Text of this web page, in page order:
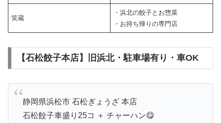
笑蔵
・浜北の餃子とお惣菜
・お持ち帰りの専門店
【石松餃子本店】旧浜北・駐車場有り・車OK
静岡県浜松市 石松ぎょうざ 本店
石松餃子車盛り25コ ＋ チャーハン😋